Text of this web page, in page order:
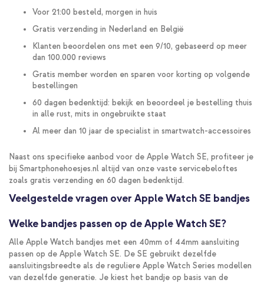
Voor 21:00 besteld, morgen in huis
Gratis verzending in Nederland en België
Klanten beoordelen ons met een 9/10, gebaseerd op meer
dan 100.000 reviews
Gratis member worden en sparen voor korting op volgende
bestellingen
60 dagen bedenktijd: bekijk en beoordeel je bestelling thuis
in alle rust, mits in ongebruikte staat
Al meer dan 10 jaar de specialist in smartwatch-accessoires
Naast ons specifieke aanbod voor de Apple Watch SE, profiteer je
bij Smartphonehoesjes.nl altijd van onze vaste servicebeloftes
zoals gratis verzending en 60 dagen bedenktijd.
Veelgestelde vragen over Apple Watch SE bandjes
Welke bandjes passen op de Apple Watch SE?
Alle Apple Watch bandjes met een 40mm of 44mm aansluiting
passen op de Apple Watch SE. De SE gebruikt dezelfde
aansluitingsbreedte als de reguliere Apple Watch Series modellen
van dezelfde generatie. Je kiest het bandje op basis van de